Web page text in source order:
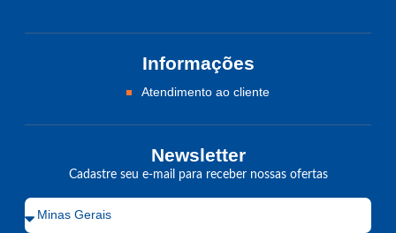
Informações
Atendimento ao cliente
Newsletter
Cadastre seu e-mail para receber nossas ofertas